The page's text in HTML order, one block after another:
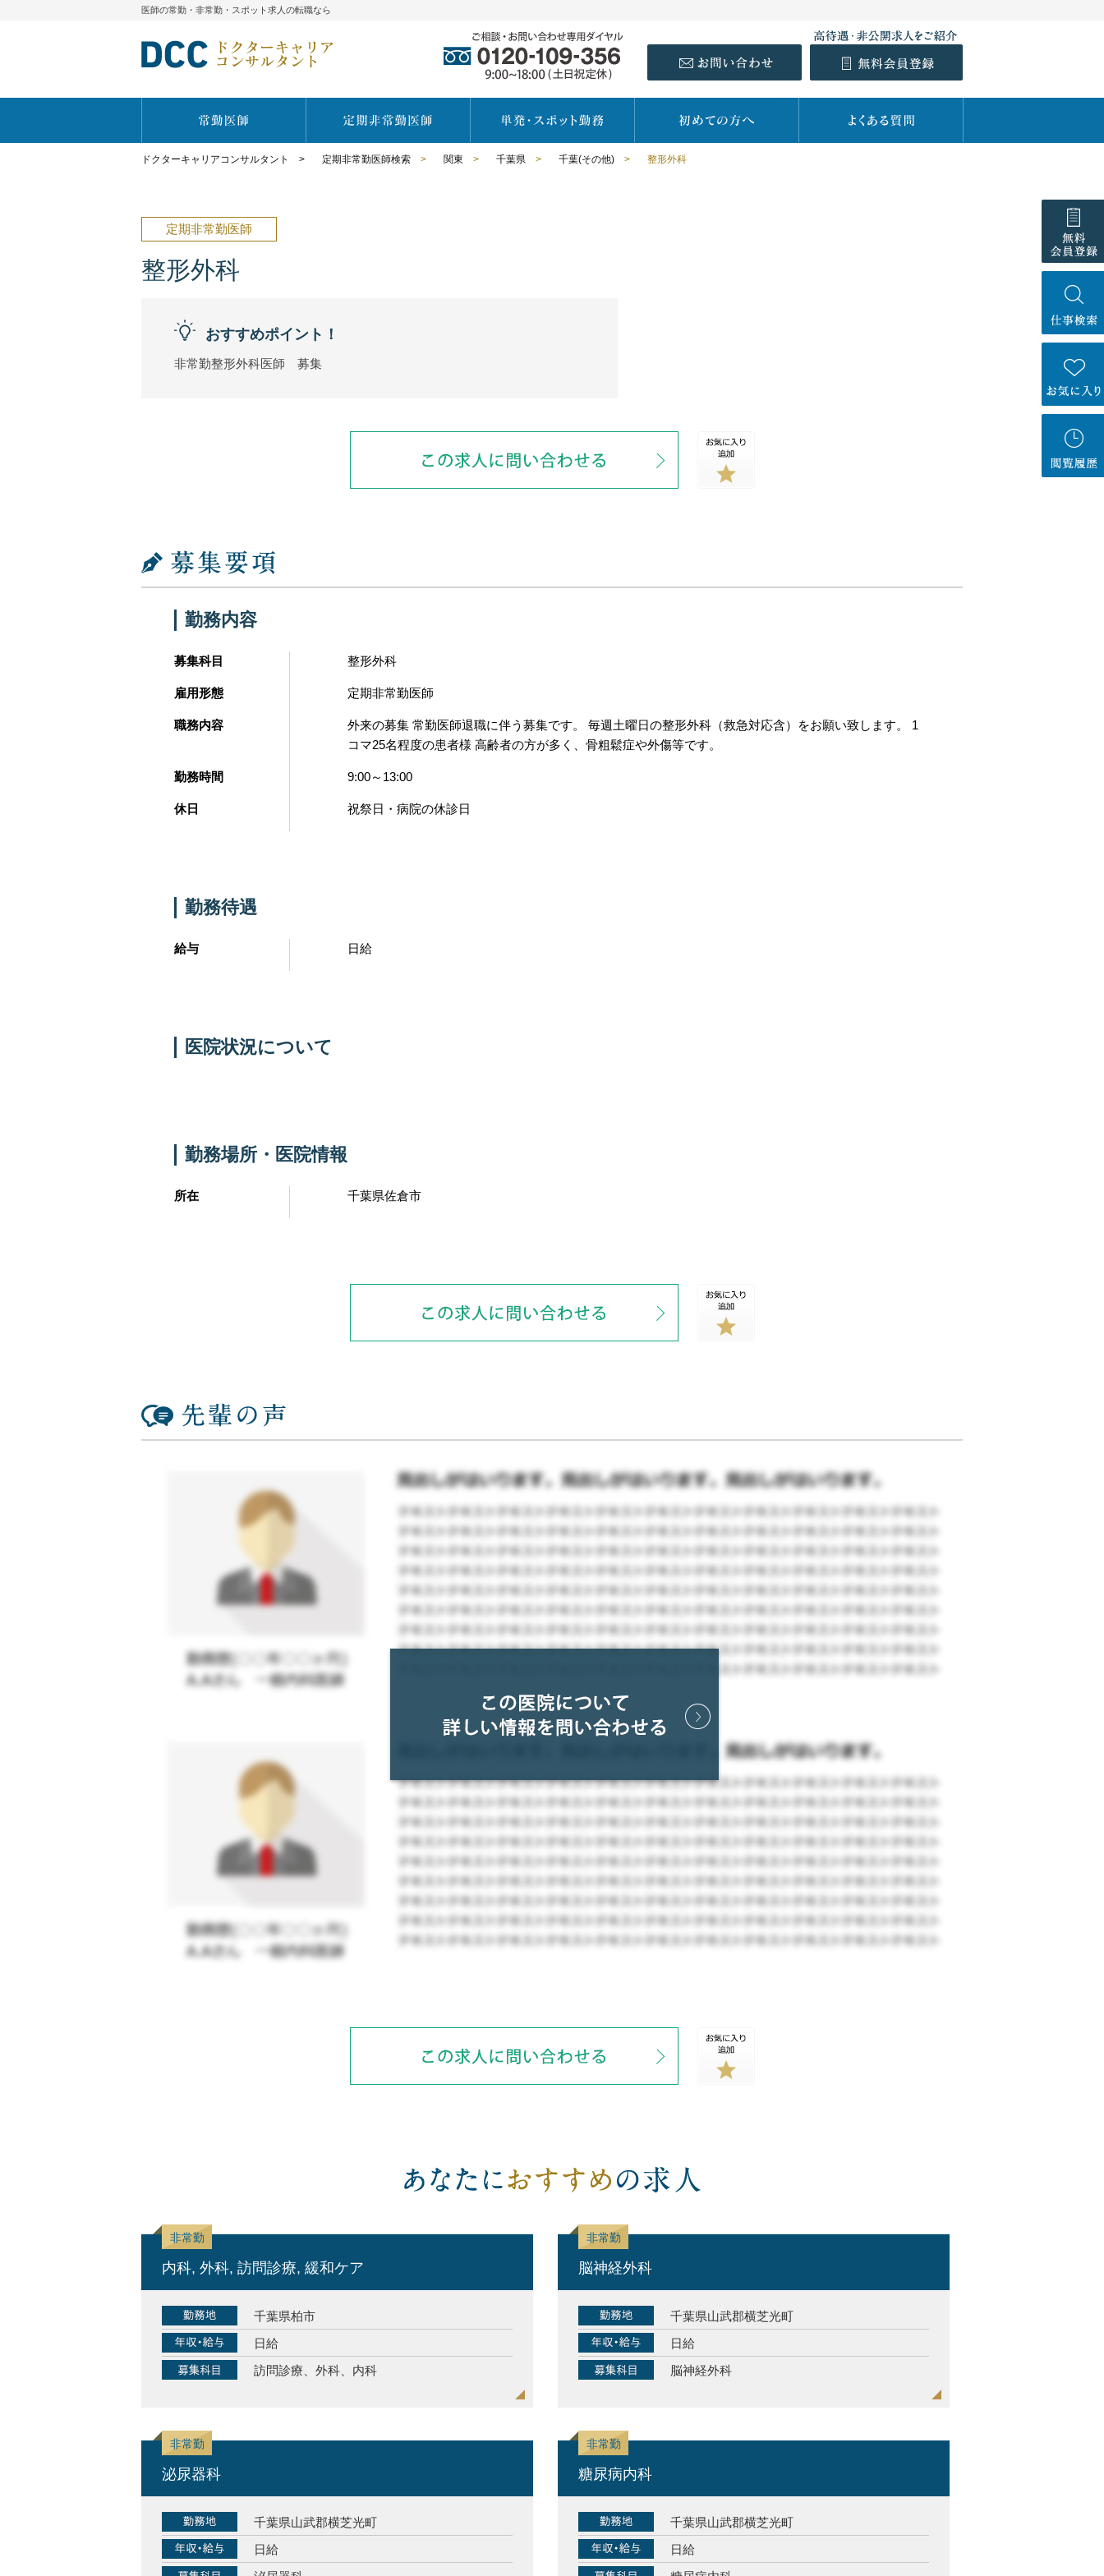
医師の常勤・非常勤・スポット求人の転職なら
ドクターキャリアコンサルタント > 定期非常勤医師検索 > 関東 > 千葉県 > 千葉(その他) > 整形外科
定期非常勤医師
整形外科
おすすめポイント！
非常勤整形外科医師 募集
勤務内容
募集科目 整形外科
雇用形態 定期非常勤医師
職務内容
外来の募集 常勤医師退職に伴う募集です。 毎週土曜日の整形外科（救急対応含）をお願い致します。 1
コマ25名程度の患者様 高齢者の方が多く、骨粗鬆症や外傷等です。
勤務時間 9:00～13:00
休日 祝祭日・病院の休診日
勤務待遇
給与 日給
医院状況について
勤務場所・医院情報
所在 千葉県佐倉市
内科, 外科, 訪問診療, 緩和ケア
千葉県柏市
日給
訪問診療、外科、内科
脳神経外科
千葉県山武郡横芝光町
日給
脳神経外科
泌尿器科
千葉県山武郡横芝光町
日給
糖尿病内科
千葉県山武郡横芝光町
日給